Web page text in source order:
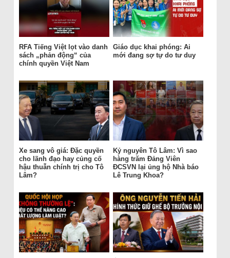
RFA Tiếng Việt lọt vào danh
sách „phản động“ của
chính quyền Việt Nam
Giáo dục khai phóng: Ai
mới đang sợ tự do tư duy
Xe sang vô giá: Đặc quyền
cho lãnh đạo hay củng cố
hậu thuẫn chính trị cho Tô
Lâm?
Kỷ nguyên Tô Lâm: Vì sao
hàng trăm Đảng Viên
ĐCSVN lại ủng hộ Nhà báo
Lê Trung Khoa?